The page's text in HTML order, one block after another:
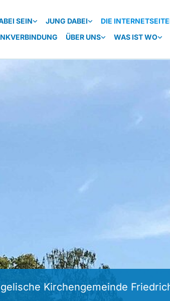
SEIN JUNG DABEI
DIE
ÜBER UNS WAS IST WO
Kirchengemeinde